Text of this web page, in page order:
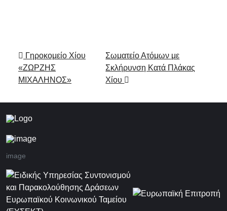
Πλοήγηση στα Άρθρα
Γηροκομείο Χίου
«ΖΩΡΖΗΣ
ΜΙΧΑΛΗΝΟΣ»
Σωματείο Ατόμων με
Σκλήρυνση Kατά Πλάκας
Χίου
image